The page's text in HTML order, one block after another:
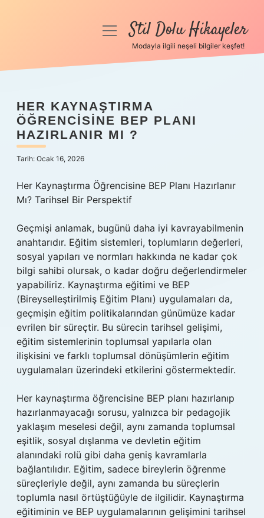
Anasayfa
Yasal Uyarı
Hakkımızda
menüyüStil Dolu Hikayeler
Modayla ilgili neşeli bilgiler keşfet!
HER KAYNAŞTIRMA
ÖĞRENCISINE BEP PLANI
HAZIRLANIR MI ?
Tarih: Ocak 16, 2026
Her Kaynaştırma Öğrencisine BEP Planı Hazırlanır
Mı? Tarihsel Bir Perspektif
Geçmişi anlamak, bugünü daha iyi kavrayabilmenin
anahtarıdır. Eğitim sistemleri, toplumların değerleri,
sosyal yapıları ve normları hakkında ne kadar çok
bilgi sahibi olursak, o kadar doğru değerlendirmeler
yapabiliriz. Kaynaştırma eğitimi ve BEP
(Bireyselleştirilmiş Eğitim Planı) uygulamaları da,
geçmişin eğitim politikalarından günümüze kadar
evrilen bir süreçtir. Bu sürecin tarihsel gelişimi,
eğitim sistemlerinin toplumsal yapılarla olan
ilişkisini ve farklı toplumsal dönüşümlerin eğitim
uygulamaları üzerindeki etkilerini göstermektedir.
Her kaynaştırma öğrencisine BEP planı hazırlanıp
hazırlanmayacağı sorusu, yalnızca bir pedagojik
yaklaşım meselesi değil, aynı zamanda toplumsal
eşitlik, sosyal dışlanma ve devletin eğitim
alanındaki rolü gibi daha geniş kavramlarla
bağlantılıdır. Eğitim, sadece bireylerin öğrenme
süreçleriyle değil, aynı zamanda bu süreçlerin
toplumla nasıl örtüştüğüyle de ilgilidir. Kaynaştırma
eğitiminin ve BEP uygulamalarının gelişimini tarihsel